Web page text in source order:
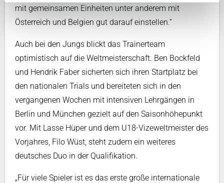
mit gemeinsamen Einheiten unter anderem mit
Österreich und Belgien gut darauf einstellen.“
Auch bei den Jungs blickt das Trainerteam
optimistisch auf die Weltmeisterschaft. Ben Bockfeld
und Hendrik Faber sicherten sich ihren Startplatz bei
den nationalen Trials und bereiteten sich in den
vergangenen Wochen mit intensiven Lehrgängen in
Berlin und München gezielt auf den Saisonhöhepunkt
vor. Mit Lasse Hüper und dem U18-Vizeweltmeister des
Vorjahres, Filo Wüst, steht zudem ein weiteres
deutsches Duo in der Qualifikation.
„Für viele Spieler ist es das erste große internationale